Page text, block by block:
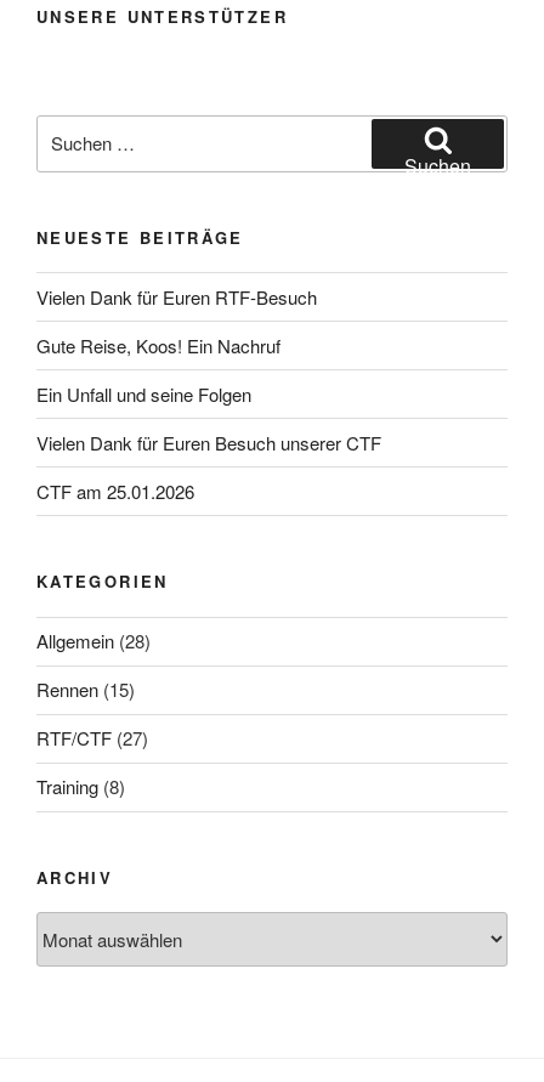
UNSERE UNTERSTÜTZER
nach:
Suchen
NEUESTE BEITRÄGE
Vielen Dank für Euren RTF-Besuch
Gute Reise, Koos! Ein Nachruf
Ein Unfall und seine Folgen
Vielen Dank für Euren Besuch unserer CTF
CTF am 25.01.2026
KATEGORIEN
Allgemein (28)
Rennen (15)
RTF/CTF (27)
Training (8)
ARCHIV